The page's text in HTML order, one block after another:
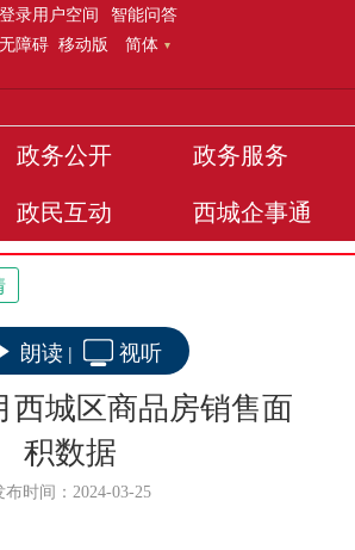
登录用户空间 智能问答
无障碍 移动版 简体
政务公开 政务服务
政民互动 西城企事通
朗读 | 视听
西城区商品房销售面
积数据
布时间：2024-03-25